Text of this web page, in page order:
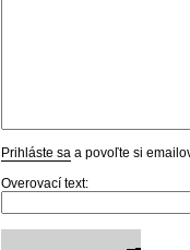
Prihláste sa a povoľte si
Overovací text: